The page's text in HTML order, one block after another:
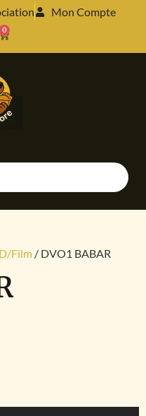
Mon Compte
0
Film / DVO1 BABAR